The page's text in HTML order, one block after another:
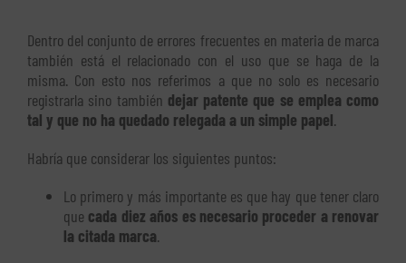
Dentro del conjunto de errores frecuentes en materia de marca
también está el relacionado con el uso que se haga de la
misma. Con esto nos referimos a que no solo es necesario
registrarla sino también dejar patente que se emplea como
tal y que no ha quedado relegada a un simple papel.
Habría que considerar los siguientes puntos:
Lo primero y más importante es que hay que tener claro
que cada diez años es necesario proceder a renovar
la citada marca.